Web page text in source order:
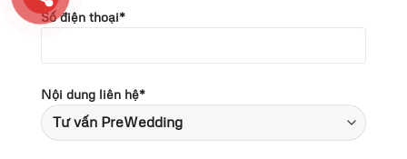
Số điện thoại*
Nội dung liên hệ*